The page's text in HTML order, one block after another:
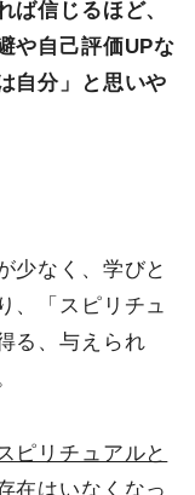
ば信じるほど、
や自己評価UPな
自分」と思いや
少なく、学びと
、「スピリチュ
る、与えられ
ピリチュアルと
在はいなくなっ